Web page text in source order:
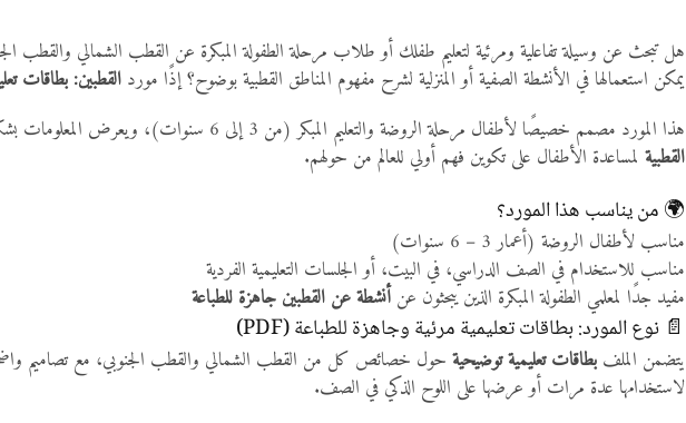
هل تبحث عن وسيلة تفاعلية ومرئية لتعليم طفلك أو طلاب مرحلة الطفولة المبكرة عن القطب الشمالي والقطب
يمكن استعمالها في الأنشطة الصفية أو المنزلية لشرح مفهوم المناطق القطبية بوضوح؟ إذًا مورد القطبين: بطاقات
هذا المورد مصمم خصيصًا لأطفال مرحلة الروضة والتعليم المبكر (من 3 إلى 6 سنوات)، ويعرض المعلومات بشكل مبسّط باستخدام
القطبية لمساعدة الأطفال على تكوين فهم أولي للعالم من حولهم.
🌍 من يناسب هذا المورد؟
مناسب لأطفال الروضة (أعمار 3 – 6 سنوات)
مناسب للاستخدام في الصف الدراسي، في البيت، أو الجلسات التعليمية الفردية
مفيد جدًا لمعلمي الطفولة المبكرة الذين يبحثون عنأنشطة عن القطبين جاهزة للطباعة
📄 نوع المورد: بطاقات تعليمية مرئية وجاهزة للطباعة (PDF)
يتضمن الملف بطاقات تعليمية توضيحية حول خصائص كل من القطب الشمالي والقطب الجنوبي، مع تصاميم واضحة
لاستخدامها عدة مرات أو عرضها على اللوح الذكي في الصف.